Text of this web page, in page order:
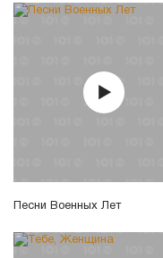
Песни Военных Лет